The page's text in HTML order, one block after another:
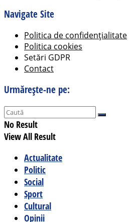
Navigate Site
Politica de confidențialitate
Politica cookies
Setări GDPR
Contact
Urmărește-ne pe:
No Result
View All Result
Actualitate
Politic
Social
Sport
Cultural
Opinii